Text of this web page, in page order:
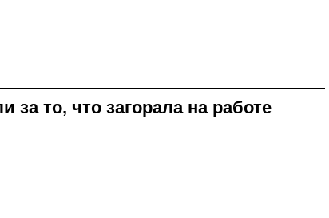
то, что загорала на работе